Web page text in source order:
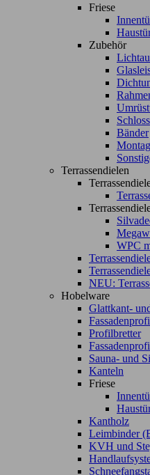
Friese
Zubehör
Schloss
Bänder
Terrassendielen
WPC
NEU:
Hobelware
Glattkant-
Profilbretter
Sauna- und
Kanteln
Friese
Kantholz
Leimbinder
KVH und